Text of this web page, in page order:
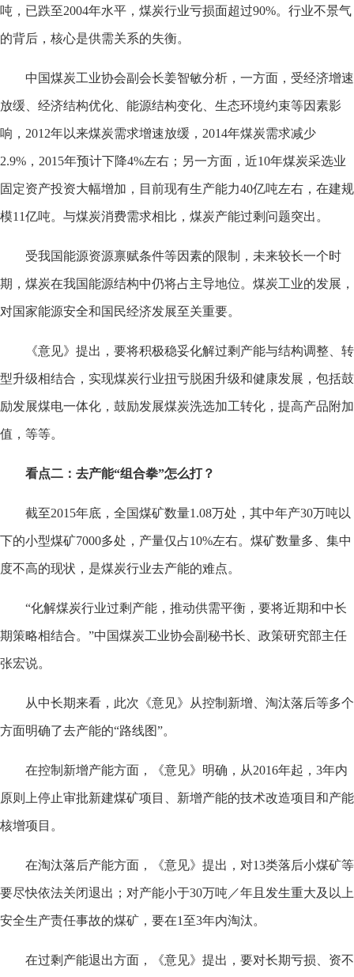
吨，已跌至2004年水平，煤炭行业亏损面超过90%。行业不景气
的背后，核心是供需关系的失衡。
中国煤炭工业协会副会长姜智敏分析，一方面，受经济增速
放缓、经济结构优化、能源结构变化、生态环境约束等因素影
响，2012年以来煤炭需求增速放缓，2014年煤炭需求减少
2.9%，2015年预计下降4%左右；另一方面，近10年煤炭采选业
固定资产投资大幅增加，目前现有生产能力40亿吨左右，在建规
模11亿吨。与煤炭消费需求相比，煤炭产能过剩问题突出。
受我国能源资源禀赋条件等因素的限制，未来较长一个时
期，煤炭在我国能源结构中仍将占主导地位。煤炭工业的发展，
对国家能源安全和国民经济发展至关重要。
《意见》提出，要将积极稳妥化解过剩产能与结构调整、转
型升级相结合，实现煤炭行业扭亏脱困升级和健康发展，包括鼓
励发展煤电一体化，鼓励发展煤炭洗选加工转化，提高产品附加
值，等等。
看点二：去产能“组合拳”怎么打？
截至2015年底，全国煤矿数量1.08万处，其中年产30万吨以
下的小型煤矿7000多处，产量仅占10%左右。煤矿数量多、集中
度不高的现状，是煤炭行业去产能的难点。
“化解煤炭行业过剩产能，推动供需平衡，要将近期和中长
期策略相结合。”中国煤炭工业协会副秘书长、政策研究部主任
张宏说。
从中长期来看，此次《意见》从控制新增、淘汰落后等多个
方面明确了去产能的“路线图”。
在控制新增产能方面，《意见》明确，从2016年起，3年内
原则上停止审批新建煤矿项目、新增产能的技术改造项目和产能
核增项目。
在淘汰落后产能方面，《意见》提出，对13类落后小煤矿等
要尽快依法关闭退出；对产能小于30万吨／年且发生重大及以上
安全生产责任事故的煤矿，要在1至3年内淘汰。
在过剩产能退出方面，《意见》提出，要对长期亏损、资不